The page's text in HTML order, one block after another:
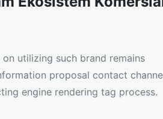
utilizing such brand remains
proposal contact
engine rendering tag process.